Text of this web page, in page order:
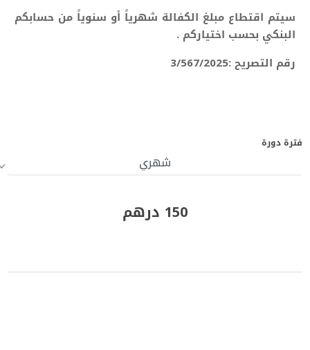
سيتم اقتطاع مبلغ الكفالة شهرياً أو سنوياً من حسابكم
البنكي بحسب اختياركم .
رقم التصريح :3/567/2025
فترة دورة
150 درهم